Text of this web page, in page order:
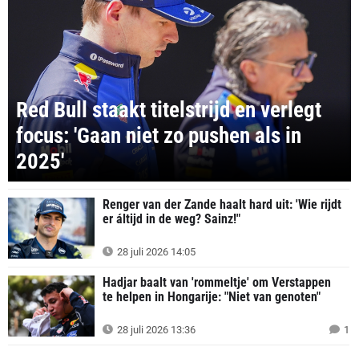
Red Bull staakt titelstrijd en verlegt
focus: 'Gaan niet zo pushen als in
2025'
Renger van der Zande haalt hard uit: 'Wie rijdt
er áltijd in de weg? Sainz!"
28 juli 2026 14:05
Hadjar baalt van 'rommeltje' om Verstappen
te helpen in Hongarije: "Niet van genoten"
28 juli 2026 13:36 1